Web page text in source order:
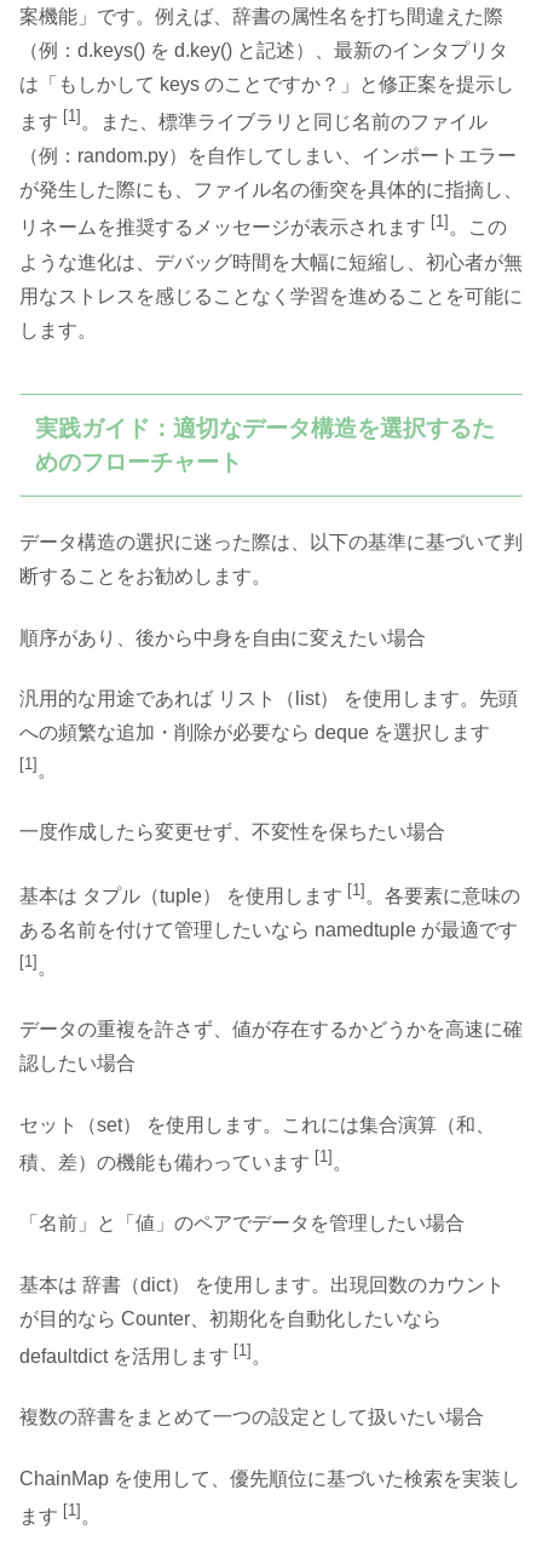
案機能」です。例えば、辞書の属性名を打ち間違えた際
（例：d.keys() を d.key() と記述）、最新のインタプリタ
は「もしかして keys のことですか？」と修正案を提示し
ます [1] 。また、標準ライブラリと同じ名前のファイル
（例：random.py）を自作してしまい、インポートエラー
が発生した際にも、ファイル名の衝突を具体的に指摘し、
リネームを推奨するメッセージが表示されます [1] 。この
ような進化は、デバッグ時間を大幅に短縮し、初心者が無
用なストレスを感じることなく学習を進めることを可能に
します。
実践ガイド：適切なデータ構造を選択するた
めのフローチャート
データ構造の選択に迷った際は、以下の基準に基づいて判
断することをお勧めします。
順序があり、後から中身を自由に変えたい場合
汎用的な用途であれば リスト（list） を使用します。先頭
への頻繁な追加・削除が必要なら deque を選択します
[1] 。
一度作成したら変更せず、不変性を保ちたい場合
基本は タプル（tuple） を使用します [1] 。各要素に意味の
ある名前を付けて管理したいなら namedtuple が最適です
[1] 。
データの重複を許さず、値が存在するかどうかを高速に確
認したい場合
セット（set） を使用します。これには集合演算（和、
積、差）の機能も備わっています [1] 。
「名前」と「値」のペアでデータを管理したい場合
基本は 辞書（dict） を使用します。出現回数のカウント
が目的なら Counter、初期化を自動化したいなら
defaultdict を活用します [1] 。
複数の辞書をまとめて一つの設定として扱いたい場合
ChainMap を使用して、優先順位に基づいた検索を実装し
ます [1] 。